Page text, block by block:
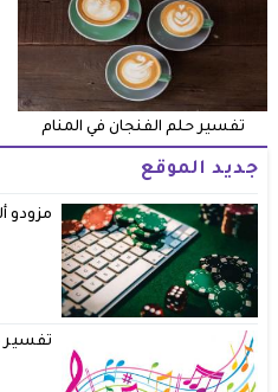
تفسير حلم الفنجان في المنام
جديد الموقع
مزودو
تفسير